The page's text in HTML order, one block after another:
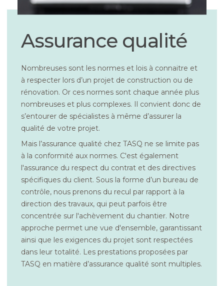
Assurance qualité
Nombreuses sont les normes et lois à connaitre et
à respecter lors d’un projet de construction ou de
rénovation. Or ces normes sont chaque année plus
nombreuses et plus complexes. Il convient donc de
s’entourer de spécialistes à même d’assurer la
qualité de votre projet.
Mais l’assurance qualité chez TASQ ne se limite pas
à la conformité aux normes. C'est également
l'assurance du respect du contrat et des directives
spécifiques du client. Sous la forme d’un bureau de
contrôle, nous prenons du recul par rapport à la
direction des travaux, qui peut parfois être
concentrée sur l'achèvement du chantier. Notre
approche permet une vue d'ensemble, garantissant
ainsi que les exigences du projet sont respectées
dans leur totalité. Les prestations proposées par
TASQ en matière d’assurance qualité sont multiples.